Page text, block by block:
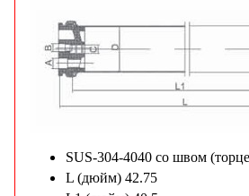
SUS-304-4040 со швом
L (дюйм) 42.75